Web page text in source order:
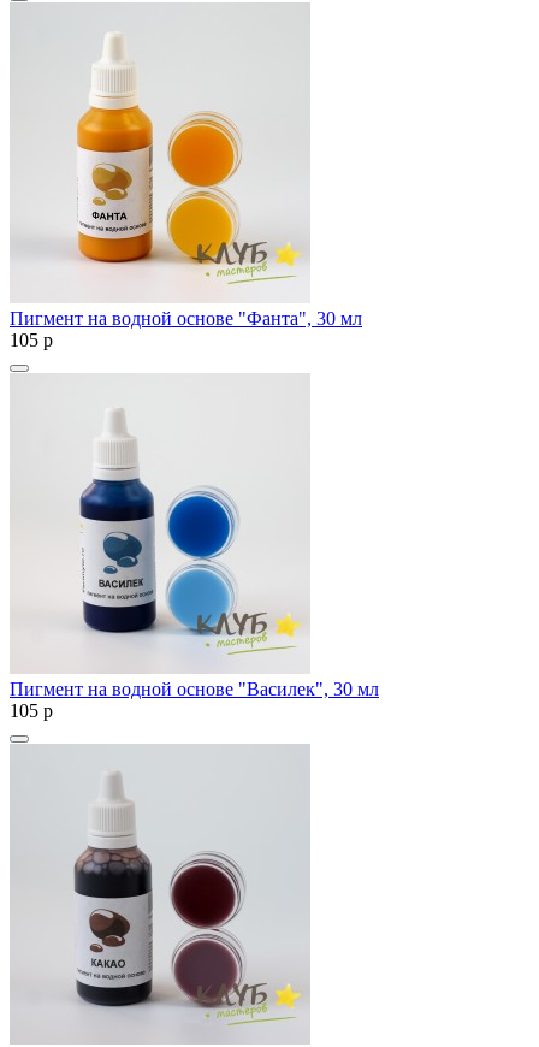
Пигмент на водной основе "Фанта", 30 мл
105 p
Пигмент на водной основе "Василек", 30 мл
105 p